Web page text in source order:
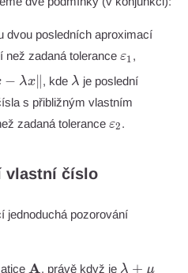
dvou posledních aproximací
zadaná tolerance ε1 ,
− λx∥, kde \lambda
λ je poslední
s přibližným vlastním
zadaná tolerance ε2 .
vlastní číslo
jednoduchá pozorování
\mathbf{A}
A, právě když je \lambda
λ + μ